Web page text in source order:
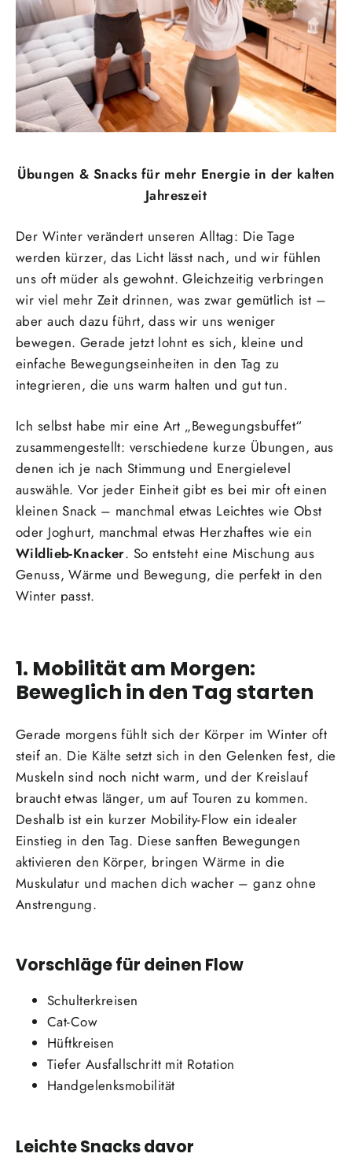
Übungen & Snacks für mehr Energie in der kalten
Jahreszeit
Der Winter verändert unseren Alltag: Die Tage
werden kürzer, das Licht lässt nach, und wir fühlen
uns oft müder als gewohnt. Gleichzeitig verbringen
wir viel mehr Zeit drinnen, was zwar gemütlich ist –
aber auch dazu führt, dass wir uns weniger
bewegen. Gerade jetzt lohnt es sich, kleine und
einfache Bewegungseinheiten in den Tag zu
integrieren, die uns warm halten und gut tun.
Ich selbst habe mir eine Art „Bewegungsbuffet“
zusammengestellt: verschiedene kurze Übungen, aus
denen ich je nach Stimmung und Energielevel
auswähle. Vor jeder Einheit gibt es bei mir oft einen
kleinen Snack – manchmal etwas Leichtes wie Obst
oder Joghurt, manchmal etwas Herzhaftes wie ein
Wildlieb-Knacker. So entsteht eine Mischung aus
Genuss, Wärme und Bewegung, die perfekt in den
Winter passt.
1. Mobilität am Morgen:
Beweglich in den Tag starten
Gerade morgens fühlt sich der Körper im Winter oft
steif an. Die Kälte setzt sich in den Gelenken fest, die
Muskeln sind noch nicht warm, und der Kreislauf
braucht etwas länger, um auf Touren zu kommen.
Deshalb ist ein kurzer Mobility-Flow ein idealer
Einstieg in den Tag. Diese sanften Bewegungen
aktivieren den Körper, bringen Wärme in die
Muskulatur und machen dich wacher – ganz ohne
Anstrengung.
Vorschläge für deinen Flow
Schulterkreisen
Cat-Cow
Hüftkreisen
Tiefer Ausfallschritt mit Rotation
Handgelenksmobilität
Leichte Snacks davor